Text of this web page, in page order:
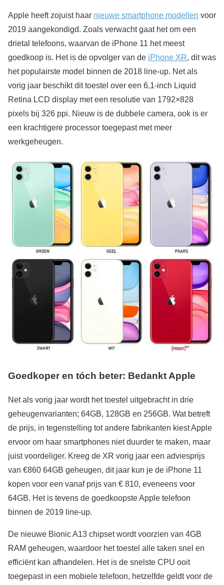
Apple heeft zojuist haar nieuwe smartphone modellen voor
2019 aangekondigd. Zoals verwacht gaat het om een
drietal telefoons, waarvan de iPhone 11 het meest
goedkoop is. Het is de opvolger van de iPhone XR, dit was
het populairste model binnen de 2018 line-up. Net als
vorig jaar beschikt dit toestel over een 6,1-inch Liquid
Retina LCD display met een resolutie van 1792×828
pixels bij 326 ppi. Nieuw is de dubbele camera, ook is er
een krachtigere processor toegepast met meer
werkgeheugen.
Goedkoper en tóch beter: Bedankt Apple
Net als vorig jaar wordt het toestel uitgebracht in drie
geheugenvarianten; 64GB, 128GB en 256GB. Wat betreft
de prijs, in tegenstelling tot andere fabrikanten kiest Apple
ervoor om haar smartphones niet duurder te maken, maar
juist voordeliger. Kreeg de XR vorig jaar een adviesprijs
van €860 64GB geheugen, dit jaar kun je de iPhone 11
kopen voor een vanaf prijs van € 810, eveneens voor
64GB. Het is tevens de goedkoopste Apple telefoon
binnen de 2019 line-up.
De nieuwe Bionic A13 chipset wordt voorzien van 4GB
RAM geheugen, waardoor het toestel alle taken snel en
efficiënt kan afhandelen. Het is de snelste CPU ooit
toegepast in een mobiele telefoon, hetzelfde geldt voor de